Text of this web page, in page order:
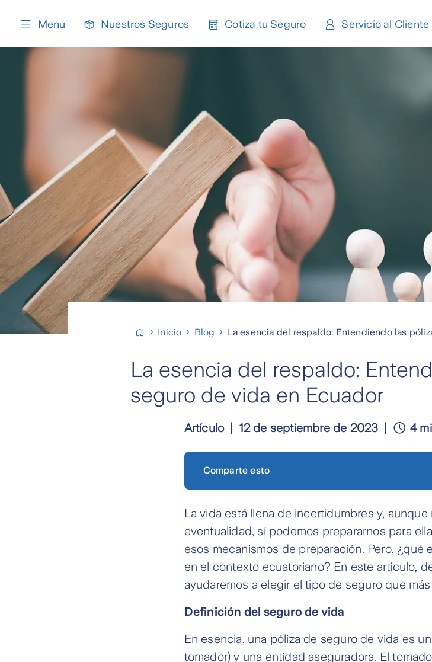
Menu Nuestros Seguros Cotiza tu Seguro Servicio al Cliente
Inicio Blog La esencia del respaldo: Entendiendo las
La esencia del respaldo:
seguro de vida en Ecuador
Artículo 12 de septiembre de 2023 4
Comparte esto
La vida está llena de incertidumbres y,
eventualidad, sí podemos prepararnos para
esos mecanismos de preparación. Pero, ¿qué
en el contexto ecuatoriano? En este artículo,
ayudaremos a elegir el tipo de seguro que
Definición del seguro de vida
En esencia, una póliza de seguro de vida es
tomador) y una entidad aseguradora. El